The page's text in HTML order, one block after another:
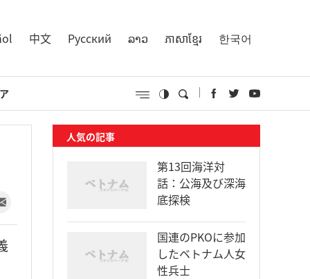
中文 Русский ລາວ ភាសាខ្មែរ 한국어
人気の記事
第13回海洋対
話：公海及び深海
底探検
国連のPKOに参加
したベトナム人女
性兵士